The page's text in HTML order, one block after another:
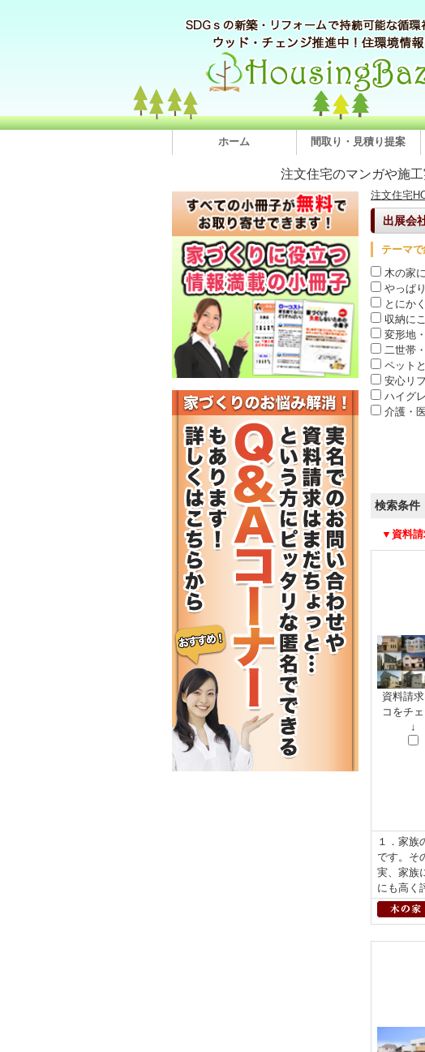
ホーム 間取り・見積り提案
注文住宅のマンガや施
注文住宅
出展会
テーマ
木の家
やっぱ
とにか
収納に
変形地
二世帯
ペット
安心リ
ハイグ
介護・
検索条
▼資料請
資料請
コをチ
↓
１．家族
です。そ
実、家族
にも高く